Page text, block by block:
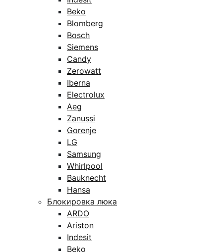
Beko
Blomberg
Bosch
Siemens
Candy
Zerowatt
Iberna
Electrolux
Aeg
Zanussi
Gorenje
LG
Samsung
Whirlpool
Bauknecht
Hansa
Блокировка люка
ARDO
Ariston
Indesit
Beko